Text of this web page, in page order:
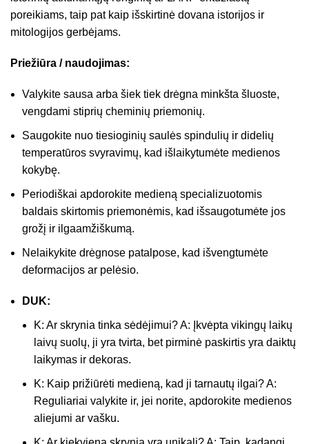
poreikiams, taip pat kaip išskirtinė dovana istorijos ir
mitologijos gerbėjams.
Priežiūra / naudojimas:
Valykite sausa arba šiek tiek drėgna minkšta šluoste,
vengdami stiprių cheminių priemonių.
Saugokite nuo tiesioginių saulės spindulių ir didelių
temperatūros svyravimų, kad išlaikytumėte medienos
kokybę.
Periodiškai apdorokite medieną specializuotomis
baldais skirtomis priemonėmis, kad išsaugotumėte jos
grožį ir ilgaamžiškumą.
Nelaikykite drėgnose patalpose, kad išvengtumėte
deformacijos ar pelėsio.
DUK:
K: Ar skrynia tinka sėdėjimui? A: Įkvėpta vikingų laikų
laivų suolų, ji yra tvirta, bet pirminė paskirtis yra daiktų
laikymas ir dekoras.
K: Kaip prižiūrėti medieną, kad ji tarnautų ilgai? A:
Reguliariai valykite ir, jei norite, apdorokite medienos
aliejumi ar vašku.